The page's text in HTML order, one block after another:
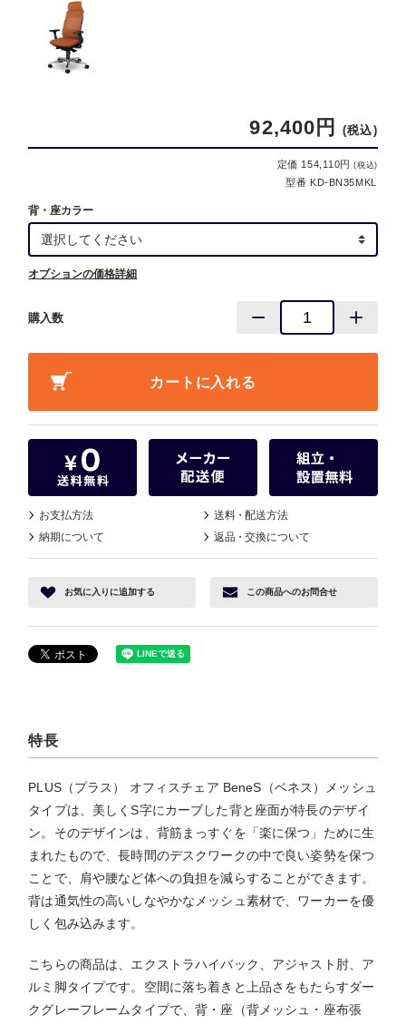
92,400円 (税込)
定価 154,110円(税込)
型番 KD-BN35MKL
背・座カラー
オプションの価格詳細
購入数
お支払方法 送料・配送方法
納期について
返品・交換について
お気に入り に追加する この商品へのお問合せ
特長
PLUS（プラス） オフィスチェア BeneS（ベネス）メッシュ
タイプは、美しくS字にカーブした背と座面が特長のデザイ
ン。そのデザインは、背筋まっすぐを「楽に保つ」ために生
まれたもので、長時間のデスクワークの中で良い姿勢を保つ
ことで、肩や腰など体への負担を減らすることができます。
背は通気性の高いしなやかなメッシュ素材で、ワーカーを優
しく包み込みます。
こちらの商品は、エクストラハイバック、アジャスト肘、ア
ルミ脚タイプです。空間に落ち着きと上品さをもたらすダー
クグレーフレームタイプで、背・座（背メッシュ・座布張